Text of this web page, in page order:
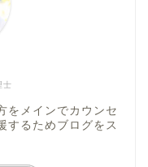
士
をメインでカウンセ
するためブログをス